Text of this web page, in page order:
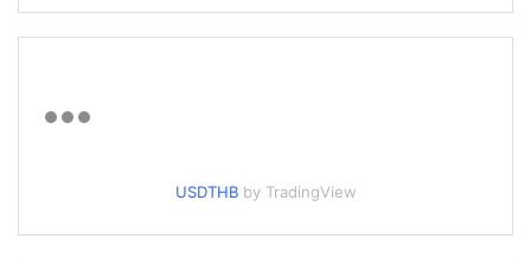
USDTHB by TradingView